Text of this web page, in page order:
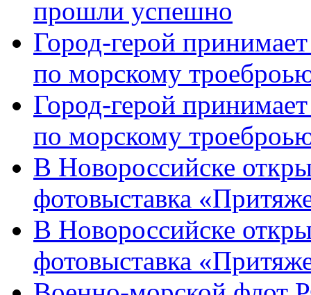
прошли успешно
Город-герой
по морскому
Город-герой
по морскому
В Новороссийске
фотовыставка
В Новороссийске
фотовыставка